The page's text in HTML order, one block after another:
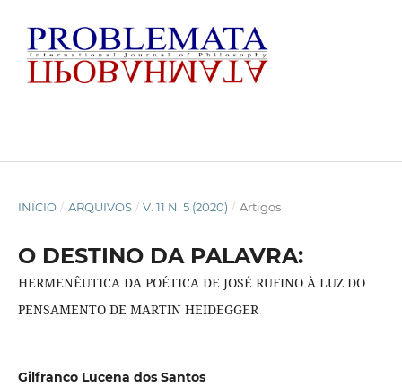
INÍCIO / ARQUIVOS / V. 11 N. 5 (2020) / Artigos
O DESTINO DA PALAVRA:
HERMENÊUTICA DA POÉTICA DE JOSÉ RUFINO À LUZ DO
PENSAMENTO DE MARTIN HEIDEGGER
Gilfranco Lucena dos Santos